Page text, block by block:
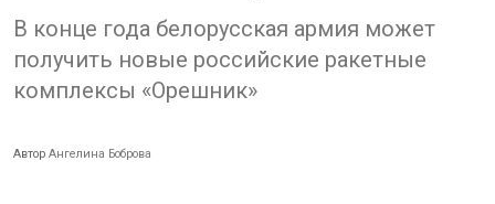
В конце года белорусская армия может
получить новые российские ракетные
комплексы «Орешник»
Автор Ангелина Боброва